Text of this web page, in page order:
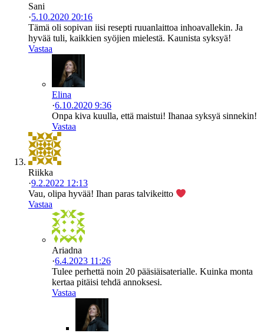
Sani
·5.10.2020 20:16
Tämä oli sopivan iisi resepti ruuanlaittoa inhoavallekin. Ja
hyvää tuli, kaikkien syöjien mielestä. Kaunista syksyä!
Vastaa
Elina
·6.10.2020 9:36
Onpa kiva kuulla, että maistui! Ihanaa syksyä sinnekin!
Vastaa
Riikka
·9.2.2022 12:13
Vau, olipa hyvää! Ihan paras talvikeitto
Vastaa
Ariadna
·6.4.2023 11:26
Tulee perhettä noin 20 pääsiäisaterialle. Kuinka monta
kertaa pitäisi tehdä annoksesi.
Vastaa